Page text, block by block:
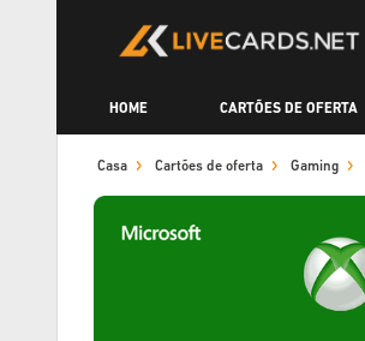
HOME CARTÕES DE OFERTA
Casa Cartões de oferta Gaming